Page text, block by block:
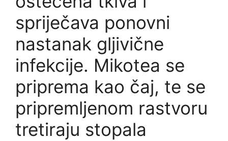
spriječava ponovni
nastanak gljivične
infekcije. Mikotea se
priprema kao čaj, te se
pripremljenom rastvoru
tretiraju stopala